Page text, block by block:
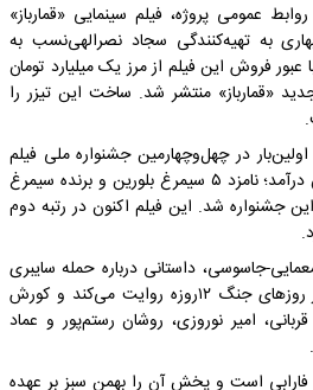
عمومی پروژه، فیلم سینمایی «قمارباز»
به تهیه‌کنندگی سجاد نصرالهی‌نسب به
فروش این فیلم از مرز یک میلیارد تومان
جدید «قمارباز» منتشر شد. ساخت این تیزر را
اولین‌بار در چهل‌وچهارمین جشنواره ملی فیلم
فجر برای اهالی رسانه به نمایش درآمد؛ نامزد ۵ سیمرغ بلورین و برنده سیمرغ
این جشنواره شد. این فیلم اکنون در رتبه دوم
جاسوسی، داستانی درباره حمله سایبری
به یکی از بانک‌های کشور را در روزهای جنگ ۱۲روزه روایت می‌کند و کورش
امیر نوروزی، روشان رستم‌پور و عماد
فارابی است و پخش آن را بهمن سبز بر عهده